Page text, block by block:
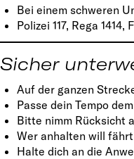
Bei einem schweren
Polizei 117, Rega 1414,
Sicher
Auf der ganzen
Passe dein Tempo
Bitte nimm Rücksicht
Wer anhalten will
Halte dich an die